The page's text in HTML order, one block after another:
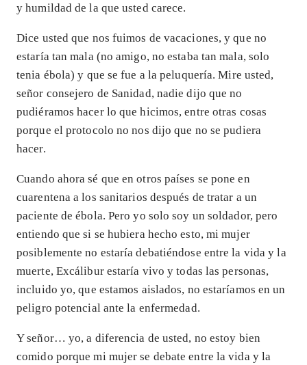
y humildad de la que usted carece.
Dice usted que nos fuimos de vacaciones, y que no
estaría tan mala (no amigo, no estaba tan mala, solo
tenia ébola) y que se fue a la peluquería. Mire usted,
señor consejero de Sanidad, nadie dijo que no
pudiéramos hacer lo que hicimos, entre otras cosas
porque el protocolo no nos dijo que no se pudiera
hacer.
Cuando ahora sé que en otros países se pone en
cuarentena a los sanitarios después de tratar a un
paciente de ébola. Pero yo solo soy un soldador, pero
entiendo que si se hubiera hecho esto, mi mujer
posiblemente no estaría debatiéndose entre la vida y la
muerte, Excálibur estaría vivo y todas las personas,
incluido yo, que estamos aislados, no estaríamos en un
peligro potencial ante la enfermedad.
Y señor… yo, a diferencia de usted, no estoy bien
comido porque mi mujer se debate entre la vida y la